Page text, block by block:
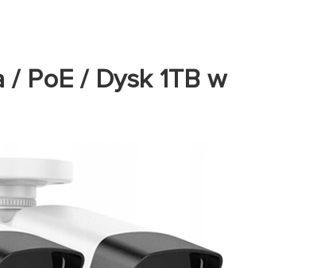
/ PoE / Dysk 1TB w